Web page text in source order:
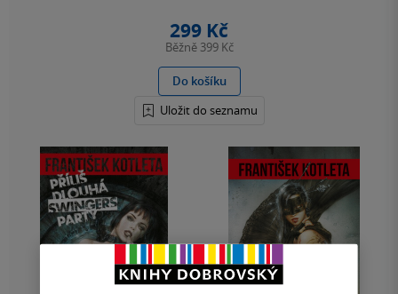
299 Kč
Běžně 399 Kč
Do košíku
Uložit do seznamu